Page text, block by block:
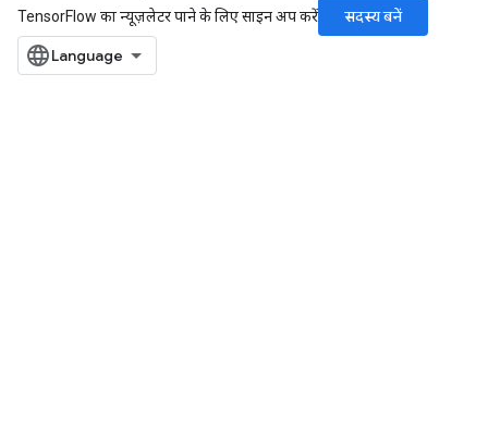
TensorFlow का न्यूज़लेटर पाने के लिए साइन अप करें
सदस्य बनें